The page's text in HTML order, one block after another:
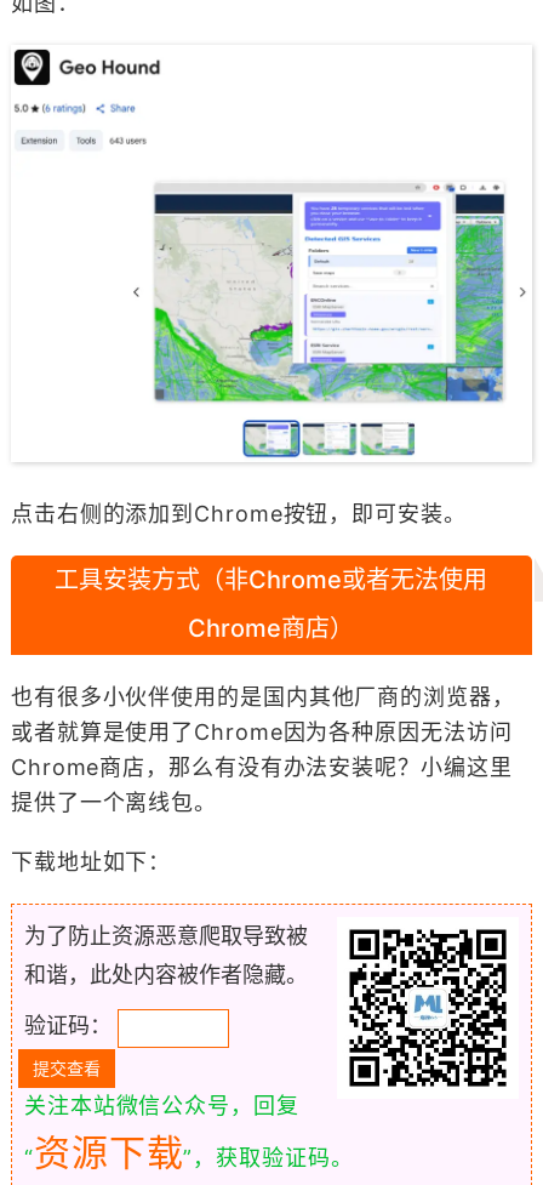
点击右侧的添加到Chrome按钮，即可安装。
工具安装方式（非Chrome或者无法使用
Chrome商店）
也有很多小伙伴使用的是国内其他厂商的浏览器，
或者就算是使用了Chrome因为各种原因无法访问
Chrome商店，那么有没有办法安装呢？小编这里
提供了一个离线包。
下载地址如下：
为了防止资源恶意爬取导致被
和谐，此处内容被作者隐藏。
验证码：
关注本站微信公众号，回复
“资源下载”，获取验证码。